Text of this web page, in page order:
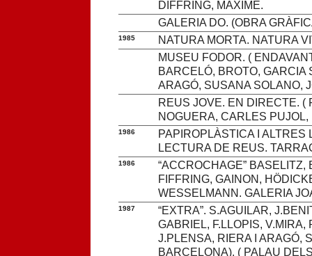
DIFFRING, MAXIME.
GALERIA DO. (OBRA
1985
NATURA MORTA. NATURA
MUSEU FODOR. (
BARCELÓ, BROTO,
ARAGÓ, SUSANA SOLANO,
REUS JOVE. EN DIRECTE. (
NOGUERA, CARLES
1986
PAPIROPLÀSTICA I
LECTURA DE REUS.
1986
“ACCROCHAGE”
FIFFRING, GAINON,
WESSELMANN. GALERIA
1987
“EXTRA”. S.AGUILAR,
GABRIEL, F.LLOPIS,
J.PLENSA, RIERA I ARAGÓ,
BARCELONA). ( PALAU